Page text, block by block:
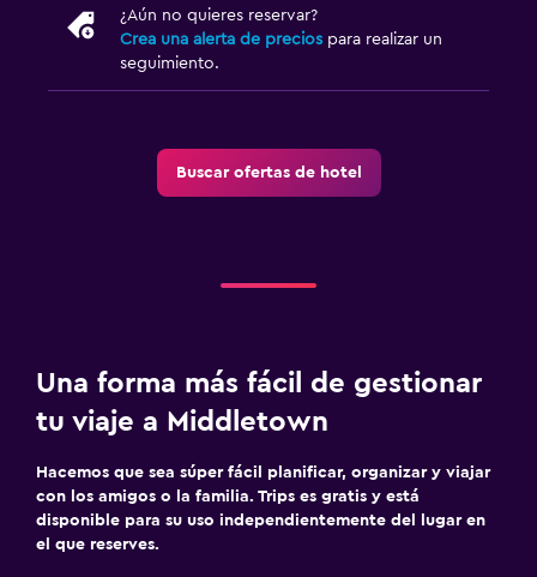
¿Aún no quieres reservar?
Crea una alerta de precios para realizar un
seguimiento.
Buscar ofertas de hotel
Una forma más fácil de gestionar
tu viaje a Middletown
Hacemos que sea súper fácil planificar, organizar y viajar
con los amigos o la familia. Trips es gratis y está
disponible para su uso independientemente del lugar en
el que reserves.